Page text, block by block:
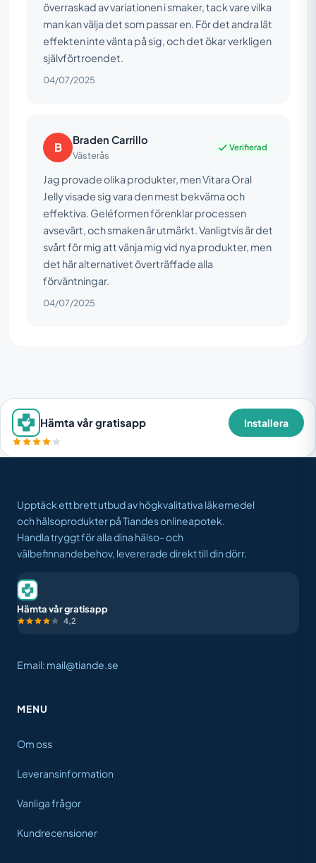
överraskad av variationen i smaker, tack vare vilka
man kan välja det som passar en. För det andra lät
effekten inte vänta på sig, och det ökar verkligen
självförtroendet.
04/07/2025
B Braden Carrillo
Västerås
Verifierad
Jag provade olika produkter, men Vitara Oral
Jelly visade sig vara den mest bekväma och
effektiva. Geléformen förenklar processen
avsevärt, och smaken är utmärkt. Vanligtvis är det
svårt för mig att vänja mig vid nya produkter, men
det här alternativet överträffade alla
förväntningar.
04/07/2025
Hämta vår gratisapp Installera
Upptäck ett brett utbud av högkvalitativa läkemedel
och hälsoprodukter på Tiandes onlineapotek.
Handla tryggt för alla dina hälso- och
välbefinnandebehov, levererade direkt till din dörr.
Hämta vår gratisapp
4,2
Email: mail@tiande.se
MENU
Om oss
Leveransinformation
Vanliga frågor
Kundrecensioner